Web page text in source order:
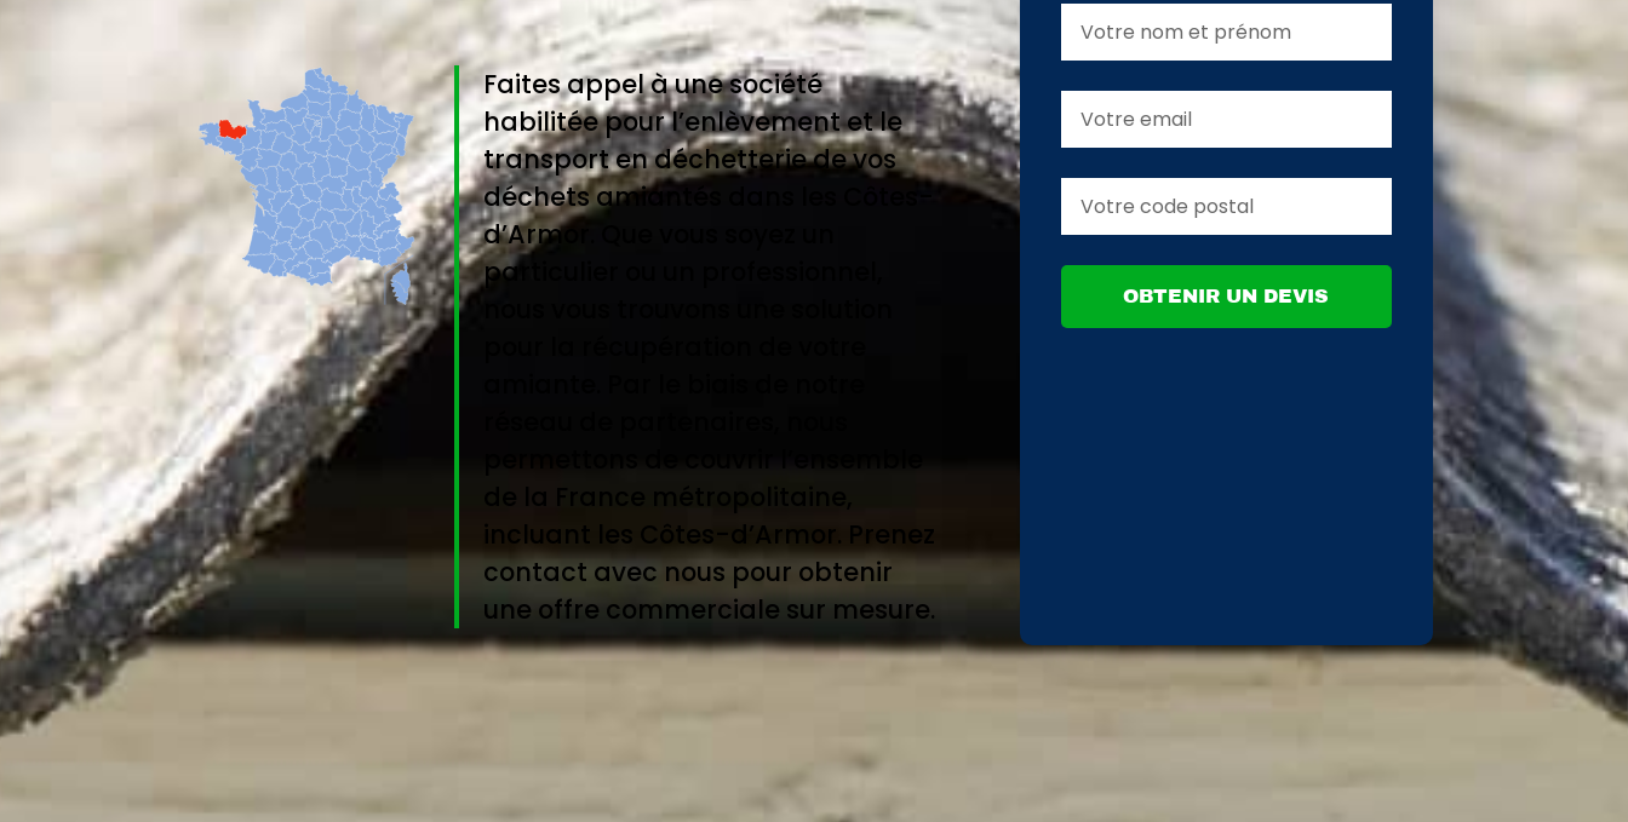
Faites appel à une société
habilitée pour l’enlèvement et le
transport en déchetterie de vos
déchets amiantés dans les Côtes-
d’Armor. Que vous soyez un
particulier ou un professionnel,
incluant les Côtes-d’Armor. Prenez
contact avec nous pour obtenir
une offre commerciale sur mesure.
OBTENIR UN DEVIS